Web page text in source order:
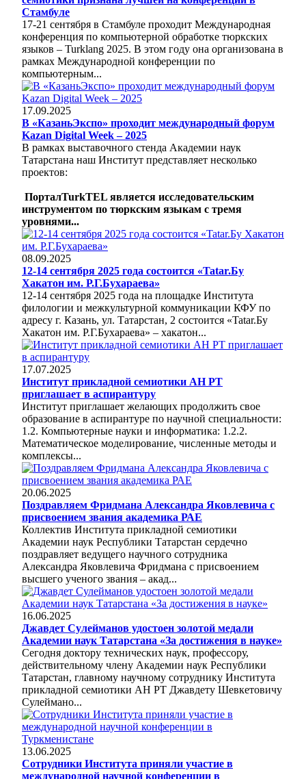
Стамбуле
17-21 сентября в Стамбуле проходит Международная
конференция по компьютерной обработке тюркских
языков – Turklang 2025. В этом году она организована в
рамках Международной конференции по
компьютерным...
17.09.2025
В «КазаньЭкспо» проходит международный форум
Kazan Digital Week – 2025
В рамках выставочного стенда Академии наук
Татарстана наш Институт представляет несколько
проектов:
ПорталTurkTEL является исследовательским
инструментом по тюркским языкам с тремя
уровнями...
08.09.2025
12-14 сентября 2025 года состоится «Tatar.Бу
Хакатон им. Р.Г.Бухараева»
12-14 сентября 2025 года на площадке Института
филологии и межкультурной коммуникации КФУ по
адресу г. Казань, ул. Татарстан, 2 состоится «Tatar.Бу
Хакатон им. Р.Г.Бухараева» – хакатон...
17.07.2025
Институт прикладной семиотики АН РТ
приглашает в аспирантуру
Институт приглашает желающих продолжить свое
образование в аспирантуре по научной специальности:
1.2. Компьютерные науки и информатика: 1.2.2.
Математическое моделирование, численные методы и
комплексы...
20.06.2025
Поздравляем Фридмана Александра Яковлевича с
присвоением звания академика РАЕ
Коллектив Института прикладной семиотики
Академии наук Республики Татарстан сердечно
поздравляет ведущего научного сотрудника
Александра Яковлевича Фридмана с присвоением
высшего ученого звания – акад...
16.06.2025
Джавдет Сулейманов удостоен золотой медали
Академии наук Татарстана «За достижения в науке»
Сегодня доктору технических наук, профессору,
действительному члену Академии наук Республики
Татарстан, главному научному сотруднику Института
прикладной семиотики АН РТ Джавдету Шевкетовичу
Сулеймано...
13.06.2025
Сотрудники Института приняли участие в
международной научной конференции в